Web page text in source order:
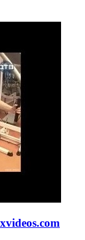
xvideos.com